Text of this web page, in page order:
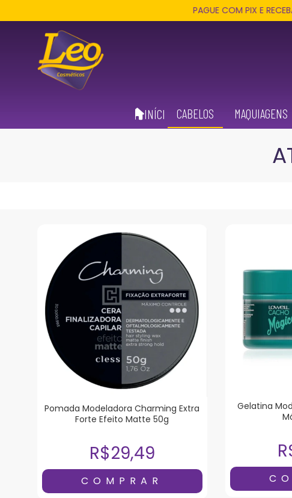
PAGUE COM PIX E RECEBA 3% DE
INÍCIO CABELOS MAQUIAGENS
Pomada Modeladora Charming Extra
Forte Efeito Matte 50g
R$29,49
Gelatina